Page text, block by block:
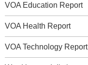
VOA Education Report
VOA Health Report
VOA Technology Report